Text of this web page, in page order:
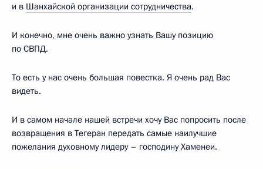
и в Шанхайской организации сотрудничества.
И конечно, мне очень важно узнать Вашу позицию
по СВПД.
То есть у нас очень большая повестка. Я очень рад Вас
видеть.
И в самом начале нашей встречи хочу Вас попросить после
возвращения в Тегеран передать самые наилучшие
пожелания духовному лидеру – господину Хаменеи.